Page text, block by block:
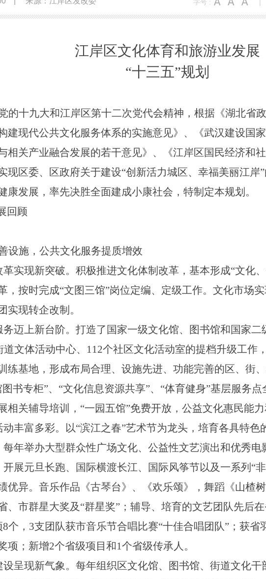
字号 :
江岸区文化体育和旅游业发展
“十三五”规划
的十九大和江岸区第十二次党代会精神，根据《湖北省
建现代公共文化服务体系的实施意见》、
《武汉建设国
相关产业融合发展的若干意见》 、《江岸区国民经济和
现区委、区政府关于建设“创新活力城区、幸福美丽江岸
康发展，率先决胜全面建成小康社会，特制定本规划。
回顾
设施，公共文化服务提质增效
实现新突破。 积极推进文化体制改革，基本形成“文化
，按时完成“文图三馆”岗位定编、定级工作。 文化市场
实现转企改制。
务迈上新台阶。打造了国家一级文化馆、图书馆和国家
道文体活动中心、 112个社区文化活动室的提档升级工作
练基地，形成布局合理、设施先进、功能完善的区、街
图书专柜”、“文化信息资源共享”、“体育健身”基层服务
相关辅导培训，“一园五馆”免费开放，公益文化惠民能力
动丰富多彩。以“滨江之春”艺术节为龙头，培育各具特色
每年举办大型群众性广场文化、公益性文艺演出和优秀电
开展元旦长跑、国际横渡长江、国际风筝节以及一系列 “
优异。音乐作品《古琴台》、《欢乐颂》，舞蹈《山楂
、市群星大奖及“群星奖”；辅导、培育的文艺团队先后
8个， 3支团队获市音乐节合唱比赛“十佳合唱团队”；获省
项；新增2个省级项目和1个省级传承人。
呈现新气象。每年组织区文化馆、图书馆、街道文化